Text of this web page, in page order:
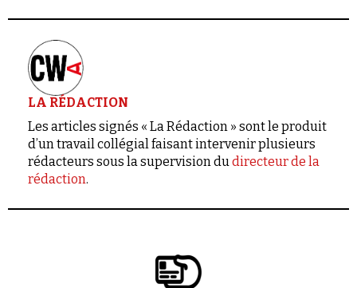
LA RÉDACTION
Les articles signés « La Rédaction » sont le produit
d’un travail collégial faisant intervenir plusieurs
rédacteurs sous la supervision dudirecteur de la
rédaction.